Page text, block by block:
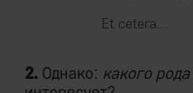
Et cetera...
2. Однако: какого рода